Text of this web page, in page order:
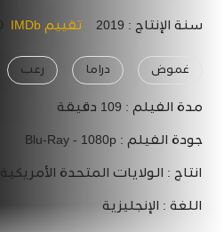
سنة الإنتاج : 2019 تقييم IMDb
غموض دراما رعب
مدة الفيلم : 109 دقيقة
جودة الفيلم : Blu-Ray - 1080p
انتاج : الولايات المتحدة الأمريكية
اللغة : الإنجليزية